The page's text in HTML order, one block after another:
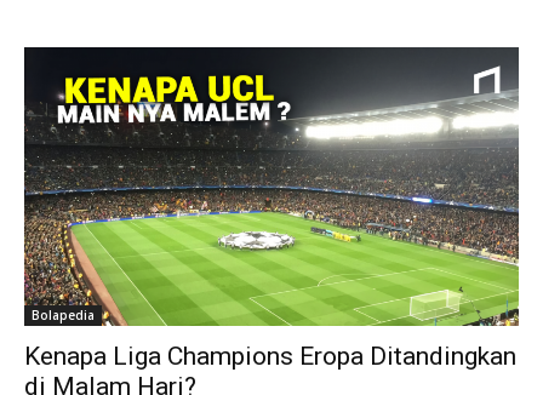
Bolapedia
Kenapa Liga Champions Eropa Ditandingkan
di Malam Hari?